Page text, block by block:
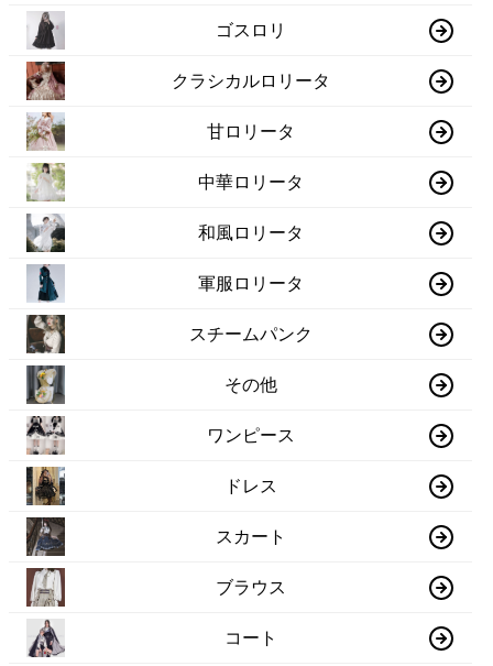
ゴスロリ
クラシカルロリータ
甘ロリータ
中華ロリータ
和風ロリータ
軍服ロリータ
スチームパンク
その他
ワンピース
ドレス
スカート
ブラウス
コート